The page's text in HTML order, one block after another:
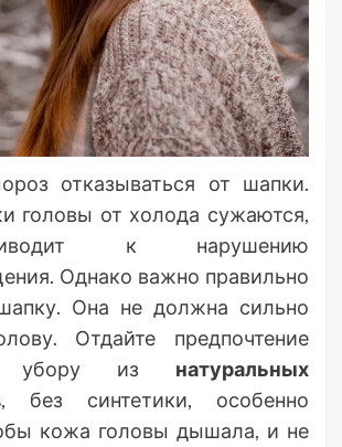
отказываться от шапки.
головы от холода сужаются,
к нарушению
Однако важно правильно
Она не должна сильно
Отдайте предпочтение
убору из натуральных
, без синтетики, особенно
кожа головы дышала, и не